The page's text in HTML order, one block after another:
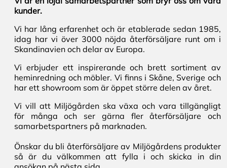
kunder.
Vi har lång erfarenhet och är etablerade sedan 1985,
idag har vi över 3000 nöjda återförsäljare runt om i
Skandinavien och delar av Europa.
Vi erbjuder ett inspirerande och brett sortiment av
heminredning och möbler. Vi finns i Skåne, Sverige och
har ett showroom som är öppet större delen av året.
Vi vill att Miljögården ska växa och vara tillgängligt
för många och ser gärna fler återförsäljare och
samarbetspartners på marknaden.
Önskar du bli återförsäljare av Miljögårdens produkter
så är du välkommen att fylla i och skicka in din